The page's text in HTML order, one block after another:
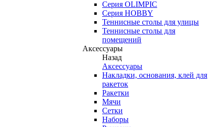
Серия OLIMPIC
Серия HOBBY
Теннисные столы для улицы
Теннисные столы для
помещений
Аксессуары
Назад
Аксессуары
Накладки, основания, клей для
ракеток
Ракетки
Мячи
Сетки
Наборы